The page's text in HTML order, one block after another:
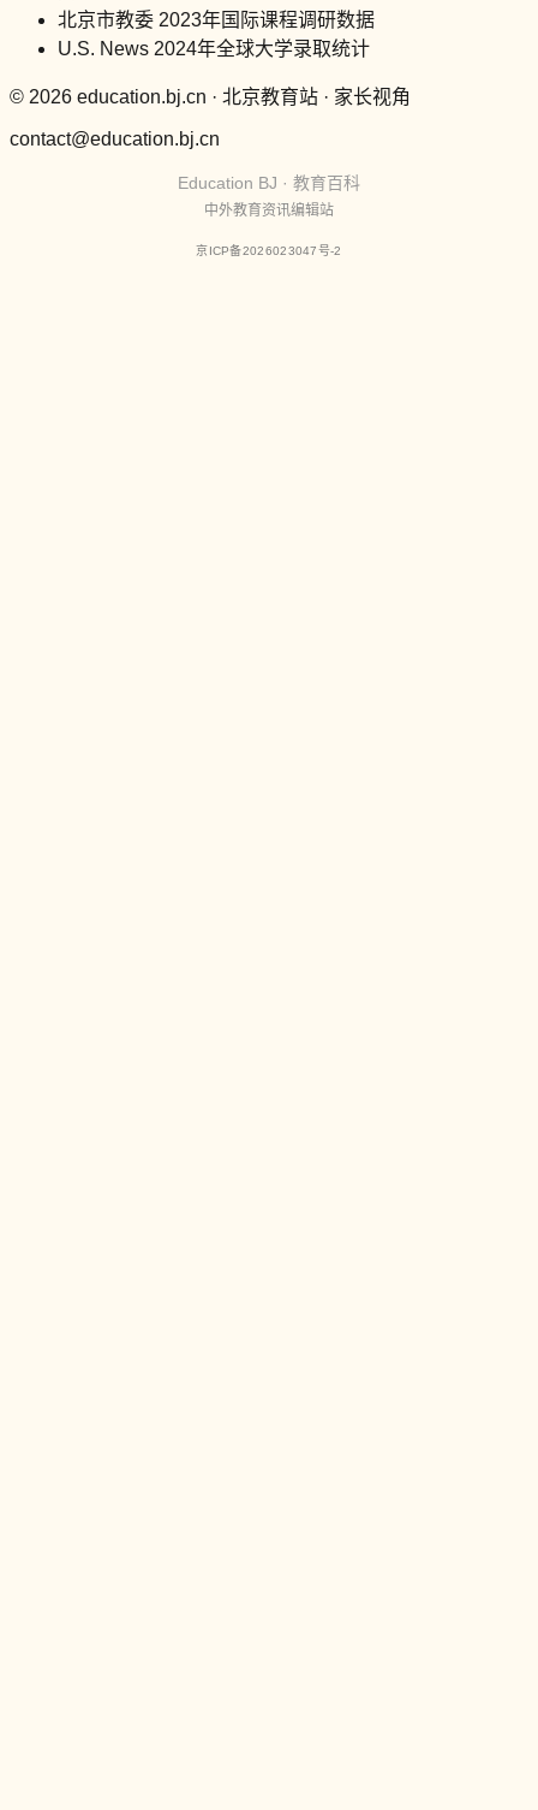
北京市教委 2023年国际课程调研数据
U.S. News 2024年全球大学录取统计
© 2026 education.bj.cn · 北京教育站 · 家长视角
contact@education.bj.cn
Education BJ · 教育百科
中外教育资讯编辑站
京ICP备2026023047号-2